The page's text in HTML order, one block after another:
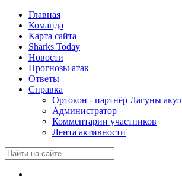
Главная
Команда
Карта сайта
Sharks Today
Новости
Прогнозы атак
Ответы
Справка
Ортокон - партнёр Лагуны акул
Администратор
Комментарии участников
Лента активности